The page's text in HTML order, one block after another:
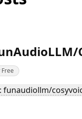
Free
funaudiollm/